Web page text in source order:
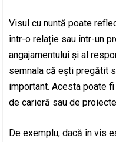
Visul cu nuntă poate
într-o relație sau într-un
angajamentului și al
semnala că ești pregătit
important. Acesta poate
de carieră sau de
De exemplu, dacă în vis